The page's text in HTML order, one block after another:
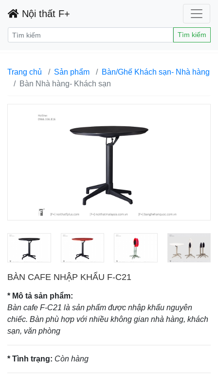
Nội thất F+
Tìm kiếm
Trang chủ Sản phẩm
Bàn/Ghế Khách sạn- Nhà hàng
Bàn Nhà hàng- Khách sạn
BÀN CAFE NHẬP KHẨU F-C21
* Mô tả sản phẩm:
Bàn cafe F-C21 là sản phẩm được nhập khẩu nguyên
chiếc. Bàn phù hợp với nhiều không gian nhà hàng, khách
sạn, văn phòng
* Tình trạng: Còn hàng